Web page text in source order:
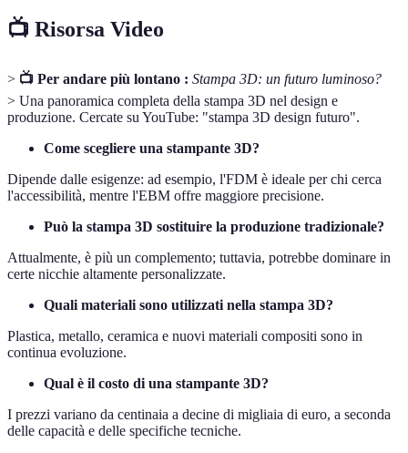
📺 Risorsa Video
> 📺 Per andare più lontano : Stampa 3D: un futuro luminoso?
> Una panoramica completa della stampa 3D nel design e
produzione. Cercate su YouTube: "stampa 3D design futuro".
Come scegliere una stampante 3D?
Dipende dalle esigenze: ad esempio, l'FDM è ideale per chi cerca
l'accessibilità, mentre l'EBM offre maggiore precisione.
Può la stampa 3D sostituire la produzione tradizionale?
Attualmente, è più un complemento; tuttavia, potrebbe dominare in
certe nicchie altamente personalizzate.
Quali materiali sono utilizzati nella stampa 3D?
Plastica, metallo, ceramica e nuovi materiali compositi sono in
continua evoluzione.
Qual è il costo di una stampante 3D?
I prezzi variano da centinaia a decine di migliaia di euro, a seconda
delle capacità e delle specifiche tecniche.